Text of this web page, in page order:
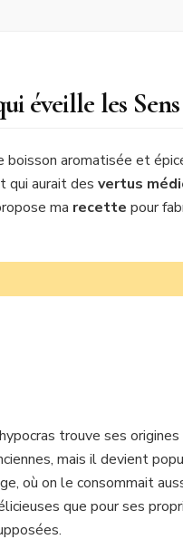
éveille les
boisson aromatisée et
qui aurait des vertus
ma recette pour
trouve ses
mais il devient
où on le consommait
que pour ses